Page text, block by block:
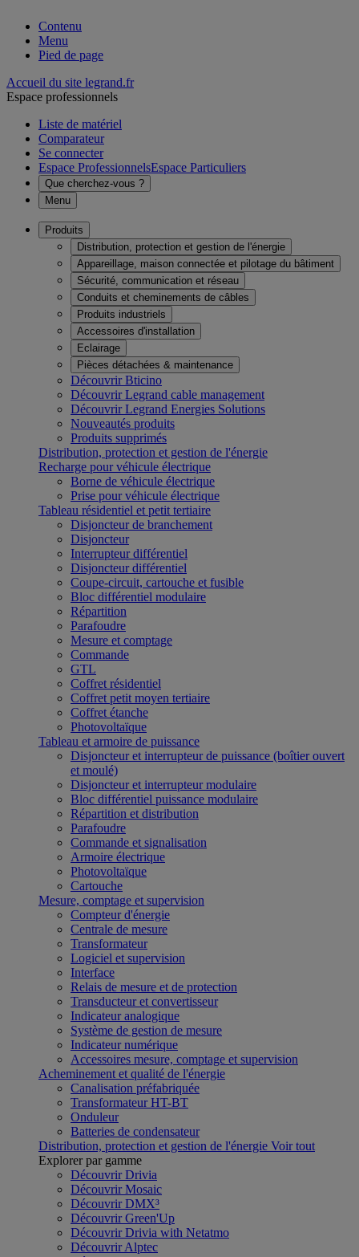
Contenu
Menu
Pied de page
Accueil du site legrand.fr
Espace professionnels
Liste de matériel
Comparateur
Se connecter
Espace ProfessionnelsEspace Particuliers
Que cherchez-vous ?
Menu
Produits
Distribution, protection et gestion de l'énergie
Appareillage, maison connectée et pilotage du bâtiment
Sécurité, communication et réseau
Conduits et cheminements de câbles
Produits industriels
Accessoires d'installation
Eclairage
Pièces détachées & maintenance
Découvrir Bticino
Découvrir Legrand cable management
Découvrir Legrand Energies Solutions
Nouveautés produits
Produits supprimés
Distribution, protection et gestion de l'énergie
Recharge pour véhicule électrique
Borne de véhicule électrique
Prise pour véhicule électrique
Tableau résidentiel et petit tertiaire
Disjoncteur de branchement
Disjoncteur
Interrupteur différentiel
Disjoncteur différentiel
Coupe-circuit, cartouche et fusible
Bloc différentiel modulaire
Répartition
Parafoudre
Mesure et comptage
Commande
GTL
Coffret résidentiel
Coffret petit moyen tertiaire
Coffret étanche
Photovoltaïque
Tableau et armoire de puissance
Disjoncteur et interrupteur de puissance (boîtier ouvert
et moulé)
Disjoncteur et interrupteur modulaire
Bloc différentiel puissance modulaire
Répartition et distribution
Parafoudre
Commande et signalisation
Armoire électrique
Photovoltaïque
Cartouche
Mesure, comptage et supervision
Compteur d'énergie
Centrale de mesure
Transformateur
Logiciel et supervision
Interface
Relais de mesure et de protection
Transducteur et convertisseur
Indicateur analogique
Système de gestion de mesure
Indicateur numérique
Accessoires mesure, comptage et supervision
Acheminement et qualité de l'énergie
Canalisation préfabriquée
Transformateur HT-BT
Onduleur
Batteries de condensateur
Distribution, protection et gestion de l'énergie Voir tout
Explorer par gamme
Découvrir Drivia
Découvrir Mosaic
Découvrir DMX³
Découvrir Green'Up
Découvrir Drivia with Netatmo
Découvrir Alptec